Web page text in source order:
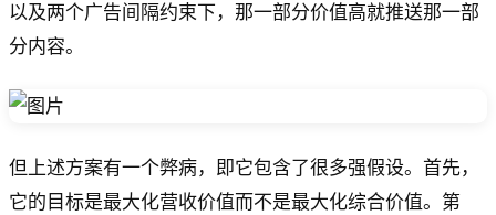
以及两个广告间隔约束下，那一部分价值高就推送那一部
分内容。
但上述方案有一个弊病，即它包含了很多强假设。首先，
它的目标是最大化营收价值而不是最大化综合价值。第